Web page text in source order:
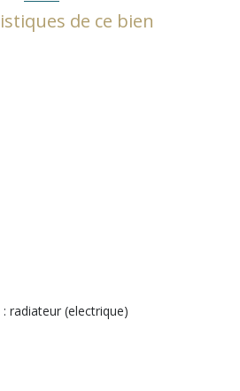
de ce bien
radiateur (electrique)